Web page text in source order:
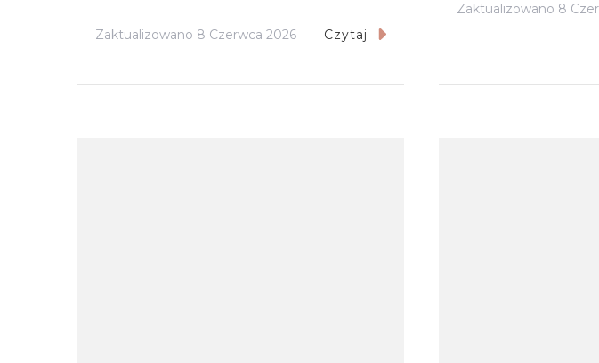
Zaktualizowano 8 Czerwca 2026 Czytaj
Zaktualizowano 8